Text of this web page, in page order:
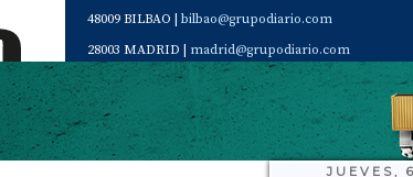
JUEVES,
48009 BILBAO | bilbao@grupodiario.com
28003 MADRID | madrid@grupodiario.com
46120 Alboraya. VALENCIA |
Servicio de Atención al Socio Suscriptor |
Teléfono de contacto de Diario del Puerto: 96 330 18